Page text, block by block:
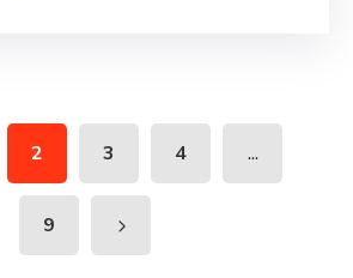
2 3 4 ...
9